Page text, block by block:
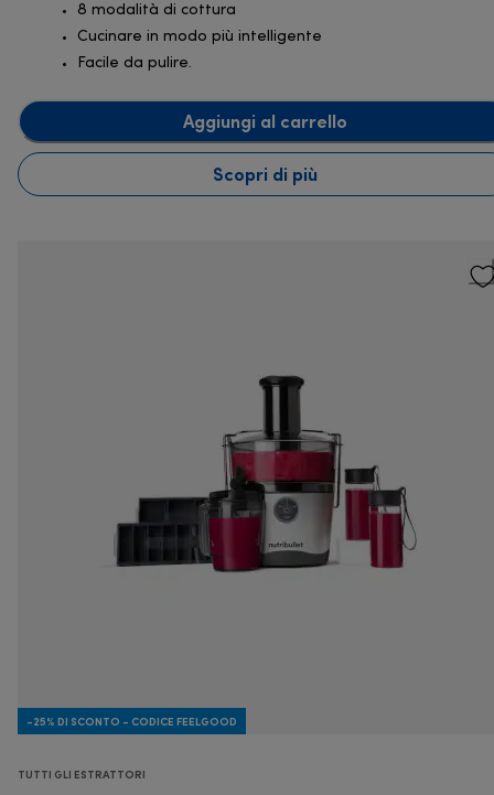
8 modalità di cottura
Cucinare in modo più intelligente
Facile da pulire.
Aggiungi al carrello
Scopri di più
-25% DI SCONTO - CODICE FEELGOOD
TUTTI GLI ESTRATTORI